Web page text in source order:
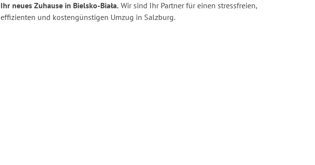
Ihr neues Zuhause in Bielsko-Biała. Wir sind Ihr Partner für einen stressfreien,
effizienten und kostengünstigen Umzug in Salzburg.